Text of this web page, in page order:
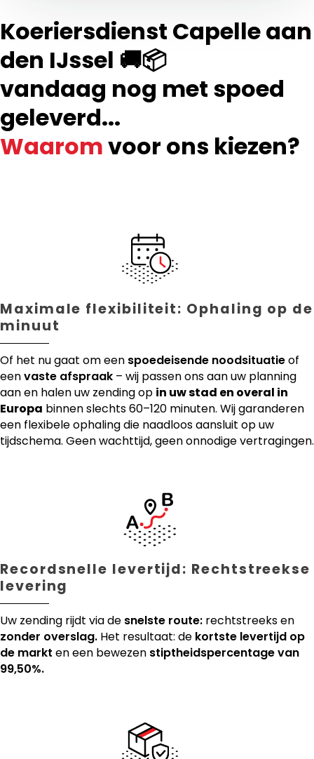
Koeriersdienst Capelle aan
den IJssel 🚚📦
vandaag nog met spoed
geleverd...
Waaromvoor ons kiezen?
Maximale flexibiliteit: Ophaling op de
minuut
Of het nu gaat om een spoedeisende noodsituatieof
eenvaste afspraak – wij passen ons aan uw planning
aan en halen uw zending op in uw stad en overal in
Europa binnen slechts 60–120 minuten. Wij garanderen
een flexibele ophaling die naadloos aansluit op uw
tijdschema. Geen wachttijd, geen onnodige vertragingen.
Recordsnelle levertijd: Rechtstreekse
levering
Uw zending rijdt via de snelste route: rechtstreeks en
zonder overslag. Het resultaat: de kortste levertijd op
de markt en een bewezen stiptheidspercentage van
99,50%.